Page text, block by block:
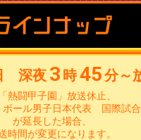
インナップ
深夜 3 時45分～
熱闘甲子園」放送休止、
ボール男子日本代表 国際試
が延長した場合、
時間が変更になります。